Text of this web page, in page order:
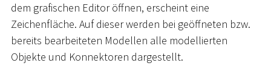
dem grafischen Editor öffnen, erscheint eine
Zeichenfläche. Auf dieser werden bei geöffneten bzw.
bereits bearbeiteten Modellen alle modellierten
Objekte und Konnektoren dargestellt.